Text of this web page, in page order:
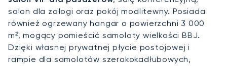
salon dla załogi oraz pokój modlitewny. Posiada
również ogrzewany hangar o powierzchni 3 000
m², mogący pomieścić samoloty wielkości BBJ.
Dzięki własnej prywatnej płycie postojowej i
rampie dla samolotów szerokokadłubowych,